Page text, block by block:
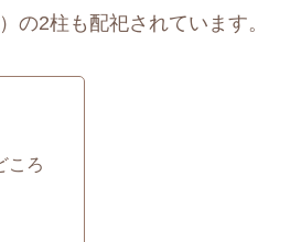
の2柱も配祀されています。
ころ